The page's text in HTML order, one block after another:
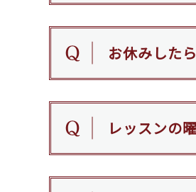
お休みした
レッスンの